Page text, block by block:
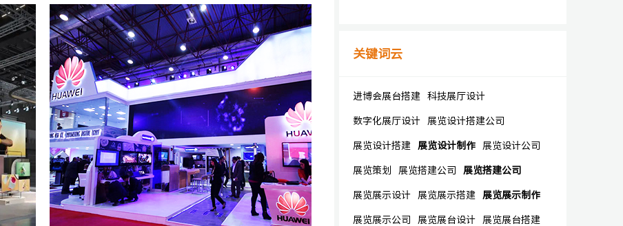
关键词云
进博会展台搭建 科技展厅设计
数字化展厅设计 展览设计搭建公司
展览设计搭建 展览设计制作 展览设计公司
展览策划 展览搭建公司 展览搭建公司
展览展示设计 展览展示搭建 展览展示制作
展览展示公司 展览展台设计 展览展台搭建